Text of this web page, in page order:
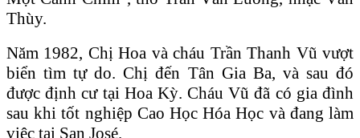
Thùy.
Năm 1982, Chị Hoa và cháu Trần Thanh Vũ vượt
biển tìm tự do. Chị đến Tân Gia Ba, và sau đó
được định cư tại Hoa Kỳ. Cháu Vũ đã có gia đình
sau khi tốt nghiệp Cao Học Hóa Học và đang làm
việc tại San José.